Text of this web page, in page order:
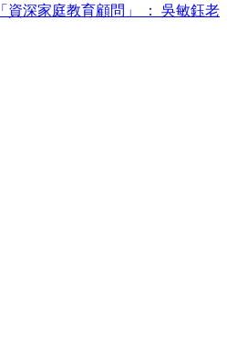
「資深家庭教育顧問」 ： 吳敏鈺老